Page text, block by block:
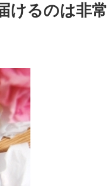
けるのは非常